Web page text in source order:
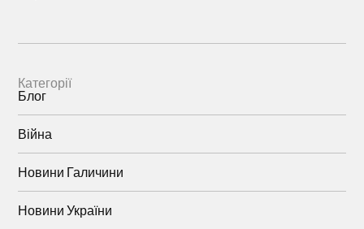
Категорії
Блог
Війна
Новини Галичини
Новини України